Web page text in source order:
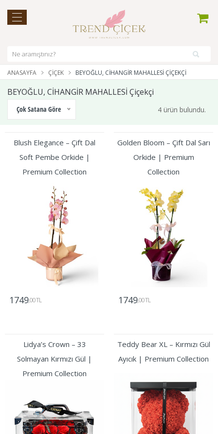
ANASAYFA ÇIÇEK BEYOĞLU, CİHANGİR MAHALLESİ ÇIÇEKÇI
BEYOĞLU, CİHANGİR MAHALLESİ Çiçekçi
Çok Satana Göre 4 ürün bulundu.
Blush Elegance – Çift Dal
Soft Pembe Orkide |
Premium Collection
1749,00 TL
Golden Bloom – Çift Dal Sarı
Orkide | Premium
Collection
1749,00 TL
Lidya’s Crown – 33
Solmayan Kırmızı Gül |
Premium Collection
Teddy Bear XL – Kırmızı Gül
Ayıcık | Premium Collection